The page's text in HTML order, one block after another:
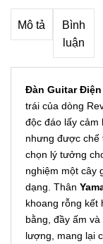
Mô tả
Bình
luận
Đàn Guitar Điện
trái của dòng
độc đáo lấy cảm
nhưng được chế
chọn lý tưởng
nghiệm một cây
dạng. Thân
khoang rỗng kết
bằng, đầy ấm
lượng, mang lại